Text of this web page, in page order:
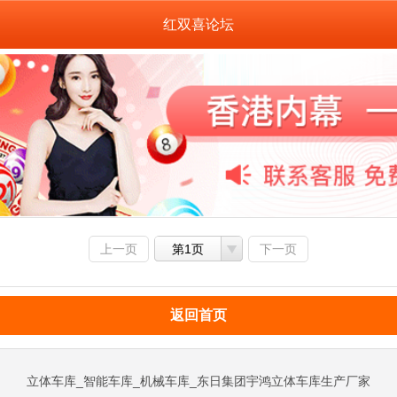
红双喜论坛
上一页 第1页 下一页
返回首页
立体车库_智能车库_机械车库_东日集团宇鸿立体车库生产厂家